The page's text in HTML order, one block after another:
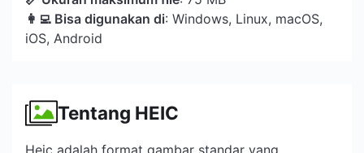
👩‍💻 Bisa digunakan di: Windows, Linux, macOS,
iOS, Android
Tentang HEIC
Heic adalah format gambar standar yang